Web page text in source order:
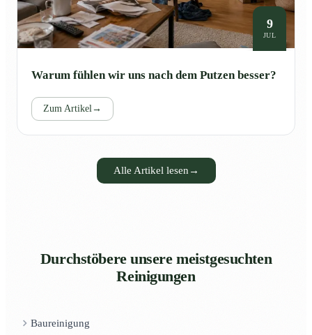
9
JUL
Warum fühlen wir uns nach dem Putzen besser?
Zum Artikel →
Alle Artikel lesen →
Durchstöbere unsere meistgesuchten
Reinigungen
Baureinigung